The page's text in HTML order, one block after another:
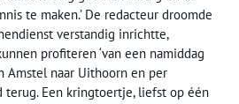
te maken.’ De redacteur droomde
verstandig inrichtte,
profiteren ‘van een namiddag
Amstel naar Uithoorn en per
terug. Een kringtoertje, liefst op één